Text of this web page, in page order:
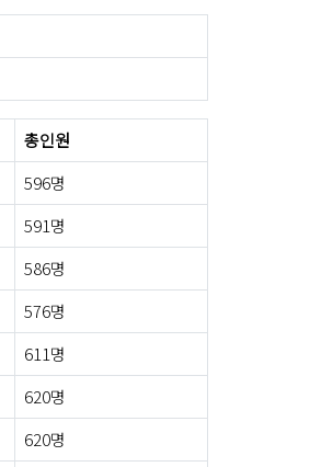
총인원
596명
591명
586명
576명
611명
620명
620명